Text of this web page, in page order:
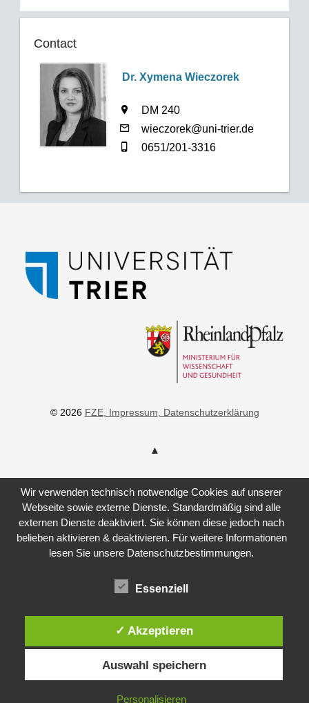
Contact
Dr. Xymena Wieczorek
DM 240
wieczorek@uni-trier.de
0651/201-3316
© 2026 FZE, Impressum, Datenschutzerklärung
Wir verwenden technisch notwendige Cookies auf unserer
Webseite sowie externe Dienste. Standardmäßig sind alle
externen Dienste deaktiviert. Sie können diese jedoch nach
belieben aktivieren & deaktivieren. Für weitere Informationen
lesen Sie unsere Datenschutzbestimmungen.
Essenziell
✓ Akzeptieren
Auswahl speichern
Personalisieren